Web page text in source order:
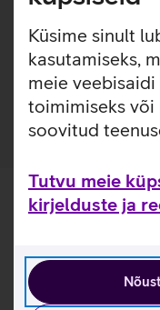
Küsime sinult
kasutamiseks,
meie
toimimiseks või
soovitud
Tutvu meie
kirjelduste ja
sisseehitatud Qi
kasutada Qi
eemaldamata.
Ümbris on